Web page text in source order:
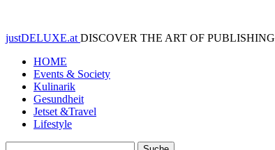
justDELUXE.at DISCOVER THE ART OF PUBLISHING
HOME
Events & Society
Kulinarik
Gesundheit
Jetset &Travel
Lifestyle